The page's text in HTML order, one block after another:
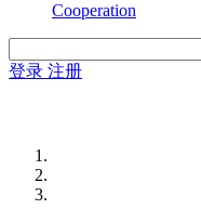
Cooperation
登录 注册